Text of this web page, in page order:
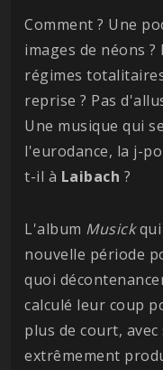
Comment ? Une
images de néons
régimes totalitaires
reprise ? Pas
Une musique qui
l'eurodance, la j-
t-il à Laibach ?
L'album Musickqui
nouvelle période
quoi
calculé leur coup
plus de court,
extrêmement